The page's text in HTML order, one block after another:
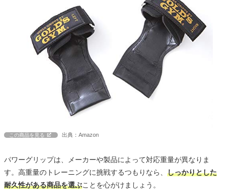
この商品を見る 出典：Amazon
パワーグリップは、メーカーや製品によって対応重量が異なりま
す。高重量のトレーニングに挑戦するつもりなら、 しっかりとした
耐久性がある商品を選ぶことを心がけましょう。